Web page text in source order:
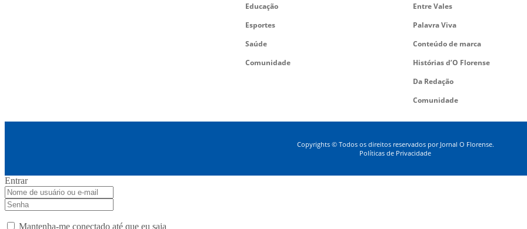
Educação
Esportes
Saúde
Comunidade
Entre Vales
Palavra Viva
Conteúdo de marca
Histórias d’O Florense
Da Redação
Comunidade
Copyrights © Todos os direitos reservados por Jornal O Florense.
Políticas de Privacidade
Entrar
Mantenha-me conectado até que eu saia